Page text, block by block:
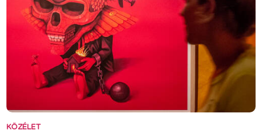
KÖZÉLET